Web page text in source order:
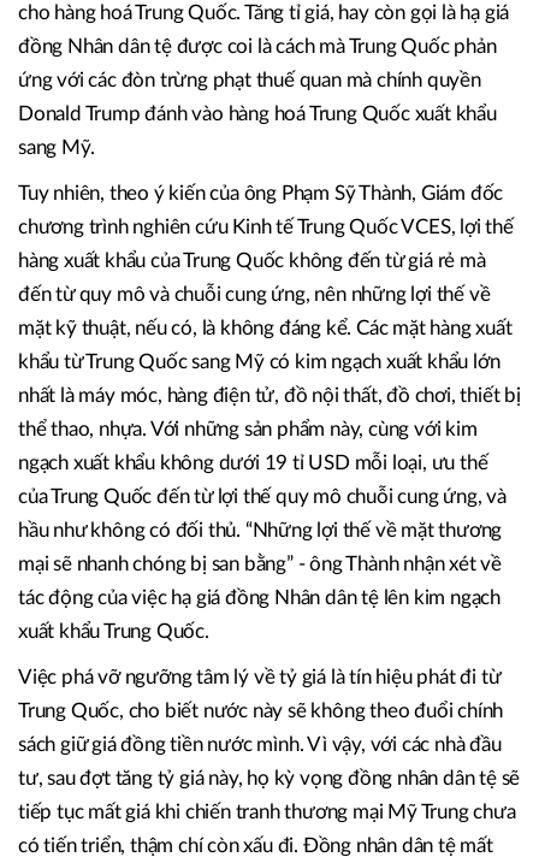
cho hàng hoá Trung Quốc. Tăng tỉ giá, hay còn gọi là hạ giá
đồng Nhân dân tệ được coi là cách mà Trung Quốc phản
ứng với các đòn trừng phạt thuế quan mà chính quyền
Donald Trump đánh vào hàng hoá Trung Quốc xuất khẩu
sang Mỹ.
Tuy nhiên, theo ý kiến của ông Phạm Sỹ Thành, Giám đốc
chương trình nghiên cứu Kinh tế Trung Quốc VCES, lợi thế
hàng xuất khẩu của Trung Quốc không đến từ giá rẻ mà
đến từ quy mô và chuỗi cung ứng, nên những lợi thế về
mặt kỹ thuật, nếu có, là không đáng kể. Các mặt hàng xuất
khẩu từ Trung Quốc sang Mỹ có kim ngạch xuất khẩu lớn
nhất là máy móc, hàng điện tử, đồ nội thất, đồ chơi, thiết bị
thể thao, nhựa. Với những sản phẩm này, cùng với kim
ngạch xuất khẩu không dưới 19 tỉ USD mỗi loại, ưu thế
của Trung Quốc đến từ lợi thế quy mô chuỗi cung ứng, và
hầu như không có đối thủ. “Những lợi thế về mặt thương
mại sẽ nhanh chóng bị san bằng” - ông Thành nhận xét về
tác động của việc hạ giá đồng Nhân dân tệ lên kim ngạch
xuất khẩu Trung Quốc.
Việc phá vỡ ngưỡng tâm lý về tỷ giá là tín hiệu phát đi từ
Trung Quốc, cho biết nước này sẽ không theo đuổi chính
sách giữ giá đồng tiền nước mình. Vì vậy, với các nhà đầu
tư, sau đợt tăng tỷ giá này, họ kỳ vọng đồng nhân dân tệ sẽ
tiếp tục mất giá khi chiến tranh thương mại Mỹ Trung chưa
có tiến triển, thậm chí còn xấu đi. Đồng nhân dân tệ mất